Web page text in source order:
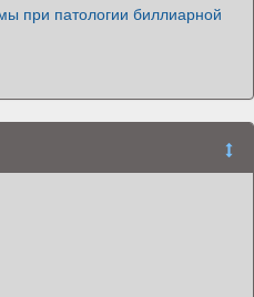
при патологии биллиарной